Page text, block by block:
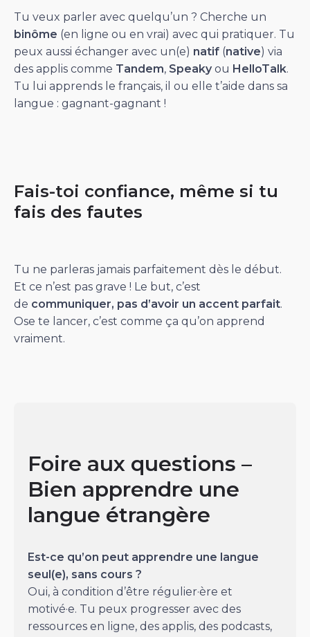
Tu veux parler avec quelqu’un ? Cherche un
binôme (en ligne ou en vrai) avec qui pratiquer. Tu
peux aussi échanger avec un(e) natif (native) via
des applis comme Tandem, Speaky ou HelloTalk.
Tu lui apprends le français, il ou elle t’aide dans sa
langue : gagnant-gagnant !
Fais-toi confiance, même si tu
fais des fautes
Tu ne parleras jamais parfaitement dès le début.
Et ce n’est pas grave ! Le but, c’est
de communiquer, pas d’avoir un accent parfait.
Ose te lancer, c’est comme ça qu’on apprend
vraiment.
Foire aux questions –
Bien apprendre une
langue étrangère
Est-ce qu’on peut apprendre une langue
seul(e), sans cours ?
Oui, à condition d’être régulier·ère et
motivé·e. Tu peux progresser avec des
ressources en ligne, des applis, des podcasts,